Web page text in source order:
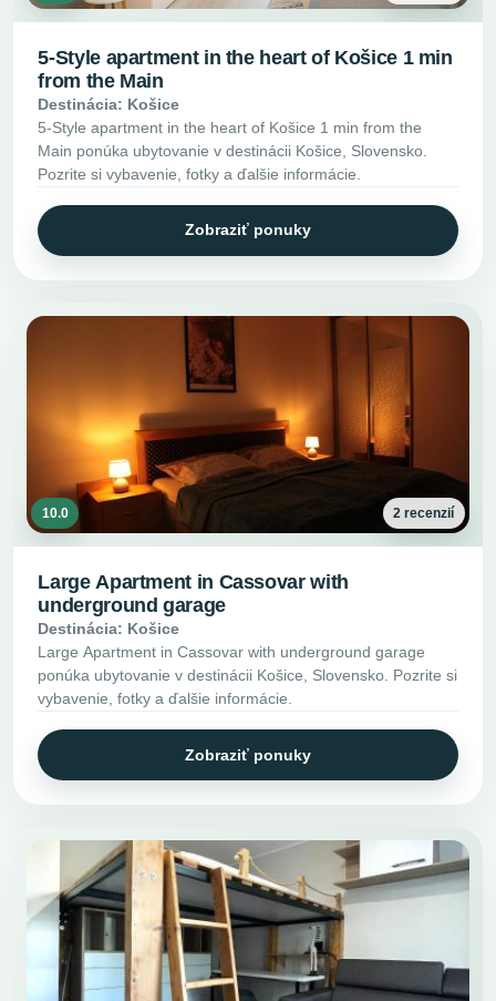
5-Style apartment in the heart of Košice 1 min
from the Main
Destinácia: Košice
5-Style apartment in the heart of Košice 1 min from the
Main ponúka ubytovanie v destinácii Košice, Slovensko.
Pozrite si vybavenie, fotky a ďalšie informácie.
Zobraziť ponuky
10.0 2 recenzií
Large Apartment in Cassovar with
underground garage
Destinácia: Košice
Large Apartment in Cassovar with underground garage
ponúka ubytovanie v destinácii Košice, Slovensko. Pozrite si
vybavenie, fotky a ďalšie informácie.
Zobraziť ponuky